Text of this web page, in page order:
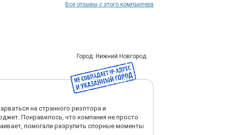
Все отзывы с этого компьютера
Город: Нижний Новгород
на странного риэлтора и
Понравилось, что компания не просто
помогали разрулить спорные моменты